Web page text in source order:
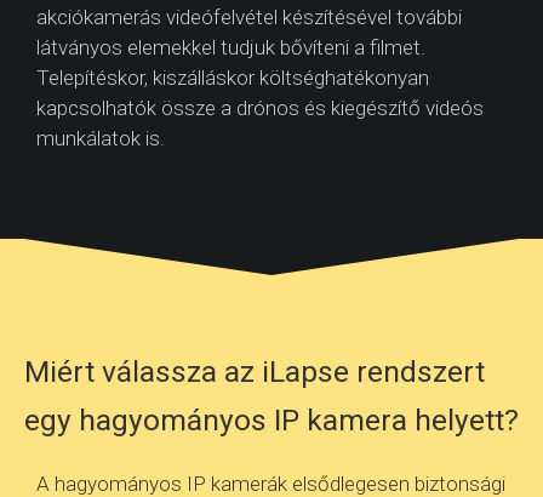
akciókamerás videófelvétel készítésével további
látványos elemekkel tudjuk bővíteni a filmet.
Telepítéskor, kiszálláskor költséghatékonyan
kapcsolhatók össze a drónos és kiegészítő videós
munkálatok is.
Miért válassza az iLapse rendszert
egy hagyományos IP kamera helyett?
A hagyományos IP kamerák elsődlegesen biztonsági